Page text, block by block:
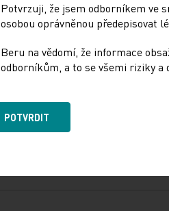
Potvrzuji, že jsem odborníkem ve
osobou oprávněnou předepisovat
Beru na vědomí, že informace
odborníkům, a to se všemi riziky a
POTVRDIT